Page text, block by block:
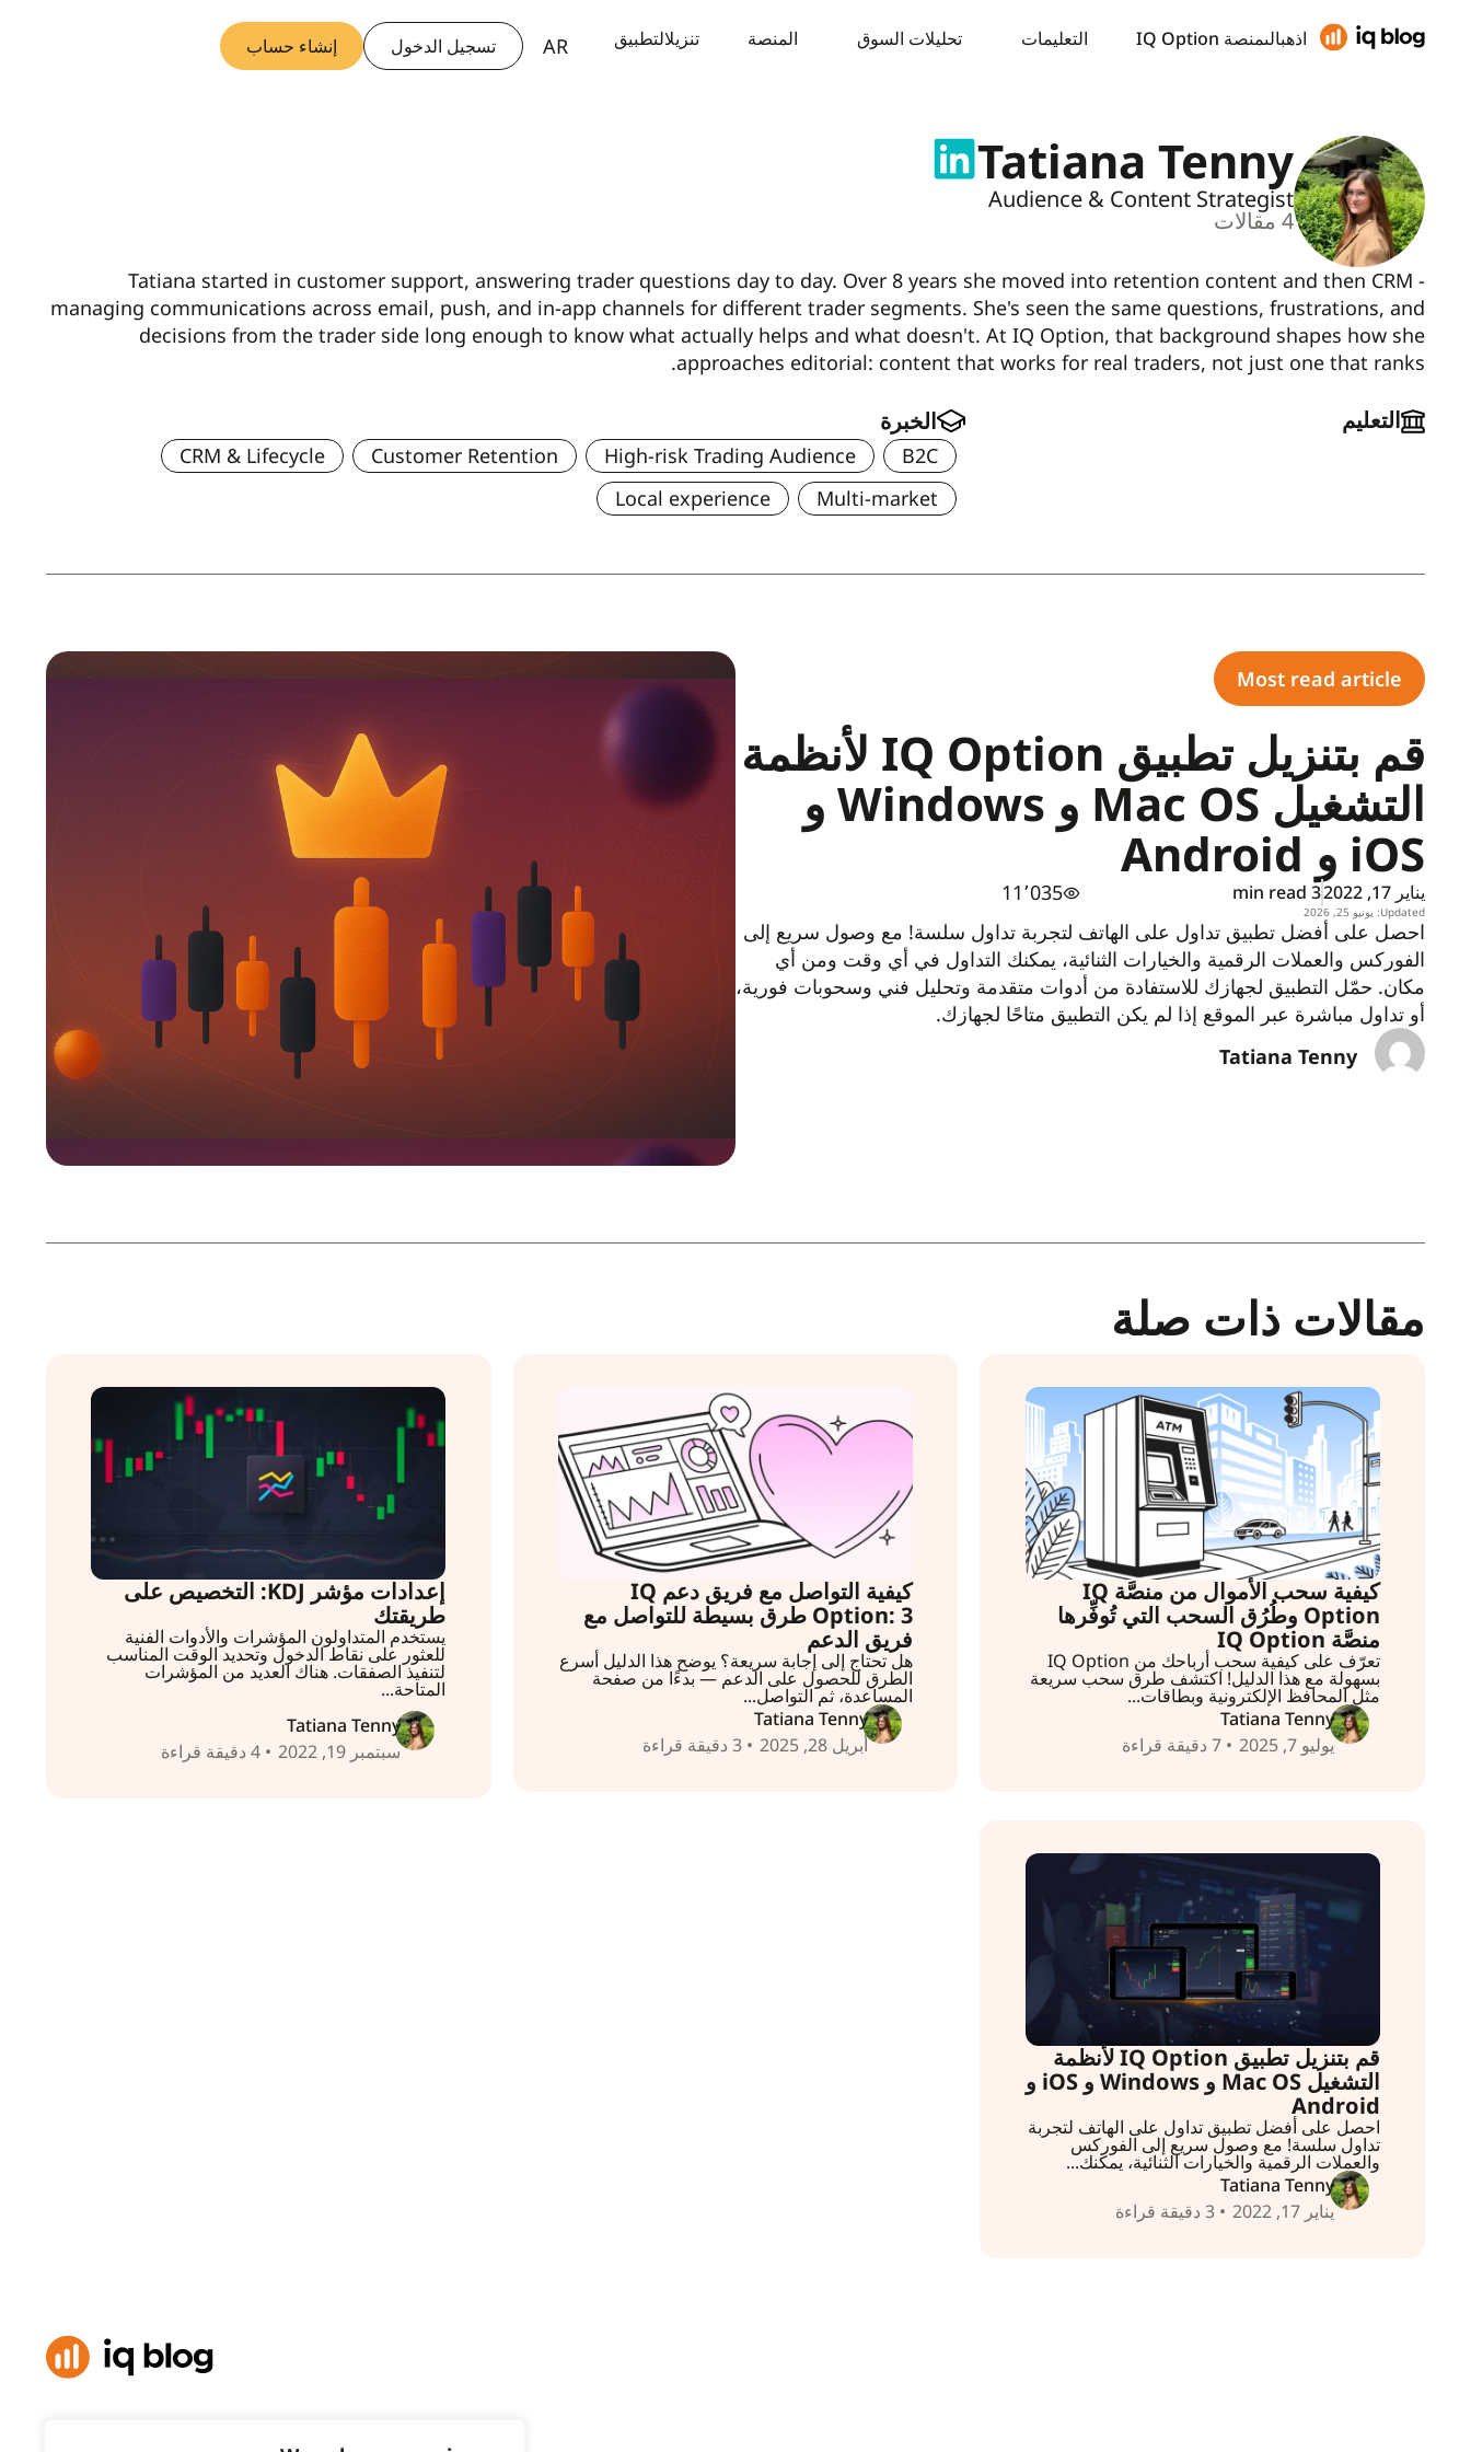
اذهبالىمنصة IQ Option التعليمات تحليلات السوق المنصة تنزيلالتطبيق AR
TH
تسجيل الدخول إنشاء حساب
Tatiana Tenny
Audience & Content Strategist
4 مقالات
Tatiana started in customer support, answering trader questions day to day. Over 8 years she moved into retention content and then CRM -
managing communications across email, push, and in-app channels for different trader segments. She's seen the same questions, frustrations, and
decisions from the trader side long enough to know what actually helps and what doesn't. At IQ Option, that background shapes how she
approaches editorial: content that works for real traders, not just one that ranks.
التعليم الخبرة
B2C
High-risk Trading Audience
Customer Retention
CRM & Lifecycle
Multi-market
Local experience
Most read article
قم بتنزيل تطبيق IQ Option لأنظمة
التشغيل Mac OS و Windows و
iOS و Android
يناير 17, 2022 3 min read
Updated: يونيو 25, 2026
11٬035
احصل على أفضل تطبيق تداول على الهاتف لتجربة تداول سلسة! مع وصول سريع إلى
الفوركس والعملات الرقمية والخيارات الثنائية، يمكنك التداول في أي وقت ومن أي
مكان. حمّل التطبيق لجهازك للاستفادة من أدوات متقدمة وتحليل فني وسحوبات فورية،
أو تداول مباشرة عبر الموقع إذا لم يكن التطبيق متاحًا لجهازك.
Tatiana Tenny
مقالات ذات صلة
كيفية سحب الأموال من منصَّة IQ
Option وطُرُق السحب التي تُوفِّرها
منصَّة IQ Option
تعرّف على كيفية سحب أرباحك من IQ Option
بسهولة مع هذا الدليل! اكتشف طرق سحب سريعة
مثل المحافظ الإلكترونية وبطاقات...
Tatiana Tenny
يوليو 7, 2025
• 7 دقيقة قراءة
كيفية التواصل مع فريق دعم IQ
Option: 3 طرق بسيطة للتواصل مع
فريق الدعم
هل تحتاج إلى إجابة سريعة؟ يوضح هذا الدليل أسرع
الطرق للحصول على الدعم — بدءًا من صفحة
المساعدة، ثم التواصل...
Tatiana Tenny
أبريل 28, 2025
• 3 دقيقة قراءة
إعدادات مؤشر KDJ: التخصيص على
طريقتك
يستخدم المتداولون المؤشرات والأدوات الفنية
للعثور على نقاط الدخول وتحديد الوقت المناسب
لتنفيذ الصفقات. هناك العديد من المؤشرات
المتاحة...
Tatiana Tenny
سبتمبر 19, 2022
• 4 دقيقة قراءة
قم بتنزيل تطبيق IQ Option لأنظمة
التشغيل Mac OS و Windows و iOS و
Android
احصل على أفضل تطبيق تداول على الهاتف لتجربة
تداول سلسة! مع وصول سريع إلى الفوركس
والعملات الرقمية والخيارات الثنائية، يمكنك...
Tatiana Tenny
يناير 17, 2022
• 3 دقيقة قراءة